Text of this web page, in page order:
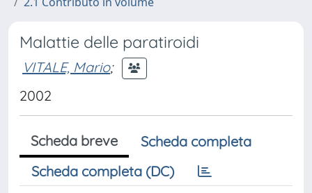
Malattie delle paratiroidi
VITALE, Mario;
2002
Scheda breve
Scheda completa
Scheda completa (DC)